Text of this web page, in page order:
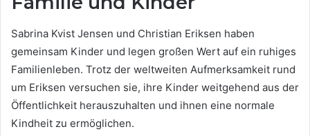
Sabrina Kvist Jensen und Christian Eriksen haben
gemeinsam Kinder und legen großen Wert auf ein ruhiges
Familienleben. Trotz der weltweiten Aufmerksamkeit rund
um Eriksen versuchen sie, ihre Kinder weitgehend aus der
Öffentlichkeit herauszuhalten und ihnen eine normale
Kindheit zu ermöglichen.